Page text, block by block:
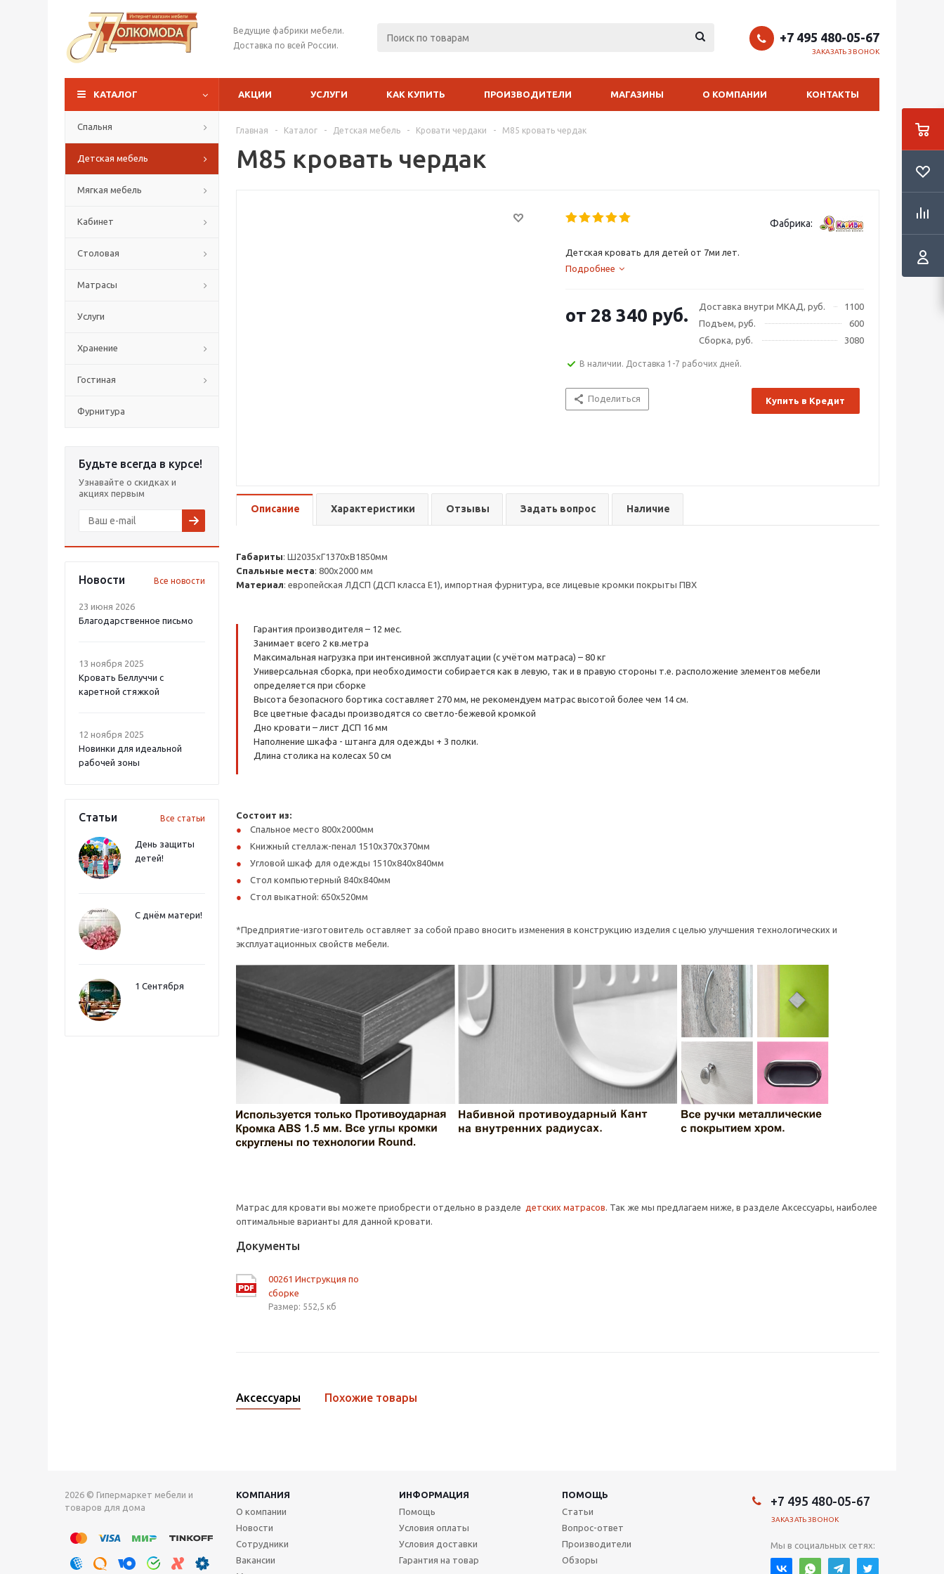
Ведущие фабрики мебели.
Доставка по всей России.
+7 495 480-05-67
ЗАКАЗАТЬ ЗВОНОК
КАТАЛОГ АКЦИИ УСЛУГИ КАК КУПИТЬ ПРОИЗВОДИТЕЛИ МАГАЗИНЫ О КОМПАНИИ КОНТАКТЫ
Спальня
Детская мебель
Мягкая мебель
Кабинет
Столовая
Матрасы
Услуги
Хранение
Гостиная
Фурнитура
Будьте всегда в курсе!
Узнавайте о скидках и
акциях первым
Новости Все новости
23 июня 2026
Благодарственное письмо
13 ноября 2025
Кровать Беллуччи с
каретной стяжкой
12 ноября 2025
Новинки для идеальной
рабочей зоны
Статьи Все статьи
День защиты
детей!
С днём матери!
1 Сентября
Главная - Каталог - Детская мебель - Кровати чердаки - М85 кровать чердак
М85 кровать чердак
Фабрика:
Детская кровать для детей от 7ми лет.
Подробнее
Доставка внутри МКАД, руб.
1100
Подъем, руб.
600
Сборка, руб.
3080
от 28 340 руб.
В наличии. Доставка 1-7 рабочих дней.
Поделиться Купить в Кредит
Описание Характеристики Отзывы Задать вопрос Наличие
Габариты: Ш2035хГ1370хВ1850мм
Спальные места: 800х2000 мм
Материал: европейская ЛДСП (ДСП класса Е1), импортная фурнитура, все лицевые кромки покрыты ПВХ
Гарантия производителя – 12 мес.
Занимает всего 2 кв.метра
Максимальная нагрузка при интенсивной эксплуатации (с учётом матраса) – 80 кг
Универсальная сборка, при необходимости собирается как в левую, так и в правую стороны т.е. расположение элементов мебели
определяется при сборке
Высота безопасного бортика составляет 270 мм, не рекомендуем матрас высотой более чем 14 см.
Все цветные фасады производятся со светло-бежевой кромкой
Дно кровати – лист ДСП 16 мм
Наполнение шкафа - штанга для одежды + 3 полки.
Длина столика на колесах 50 см
Состоит из:
Спальное место 800х2000мм
Книжный стеллаж-пенал 1510х370х370мм
Угловой шкаф для одежды 1510х840х840мм
Стол компьютерный 840х840мм
Стол выкатной: 650х520мм
*Предприятие-изготовитель оставляет за собой право вносить изменения в конструкцию изделия с целью улучшения технологических и
эксплуатационных свойств мебели.
Матрас для кровати вы можете приобрести отдельно в разделе детских матрасов. Так же мы предлагаем ниже, в разделе Аксессуары, наиболее
оптимальные варианты для данной кровати.
Документы
00261 Инструкция по
сборке
Размер: 552,5 кб
Аксессуары Похожие товары
2026 © Гипермаркет мебели и
товаров для дома
КОМПАНИЯ ИНФОРМАЦИЯ
ПОМОЩЬ
О компании
Новости
Сотрудники
Вакансии
Помощь
Условия оплаты
Условия доставки
Гарантия на товар
Статьи
Вопрос-ответ
Производители
Обзоры
+7 495 480-05-67
ЗАКАЗАТЬ ЗВОНОК
Мы в социальных сетях: